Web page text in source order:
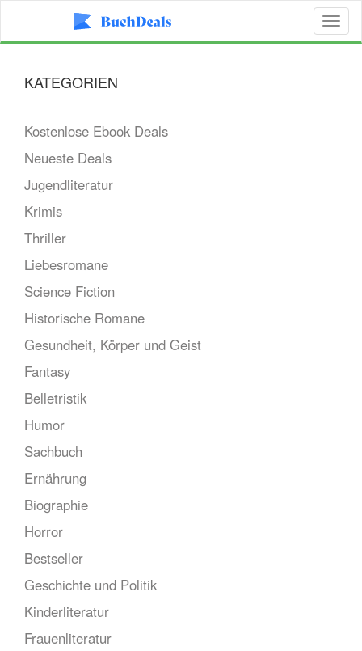
KATEGORIEN
Kostenlose Ebook Deals
Neueste Deals
Jugendliteratur
Krimis
Thriller
Liebesromane
Science Fiction
Historische Romane
Gesundheit, Körper und Geist
Fantasy
Belletristik
Humor
Sachbuch
Ernährung
Biographie
Horror
Bestseller
Geschichte und Politik
Kinderliteratur
Frauenliteratur